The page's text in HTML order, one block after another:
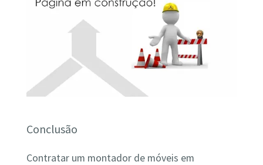
Conclusão
Contratar um montador de móveis em